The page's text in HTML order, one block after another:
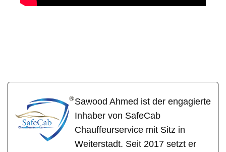
Sawood Ahmed ist der engagierte
Inhaber von SafeCab
Chauffeurservice mit Sitz in
Weiterstadt. Seit 2017 setzt er